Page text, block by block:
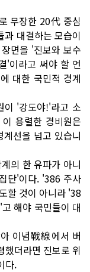
무장한 20代 중심
대결하는 모습이
면을 '진보와 보수
'이라고 써야 할 언
대한 국민적 경계
이 '강도야!'라고 소
용렬한 경비원은
선을 넘고 있습니
의 한 유파가 아니
단'이다. '386 주사
할 것이 아니라 '38
해야 국민들이 대
이념戰線에서 버
했더라면 진보로 위
다.